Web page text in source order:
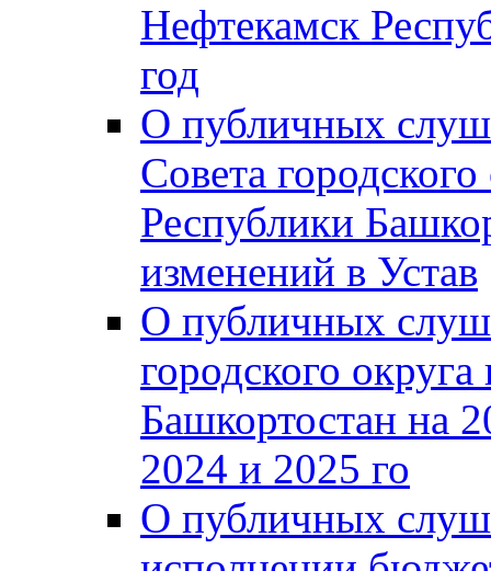
Нефтекамск
год
О публичных
Совета
Республики
изменений в Устав
О публичных
городского
Башкортостан на
2024 и 2025 го
О публичных